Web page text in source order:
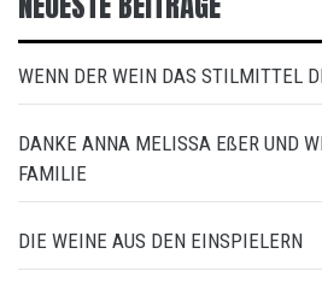
WENN DER WEIN DAS STILMITTEL
DANKE ANNA MELISSA EßER UND
FAMILIE
DIE WEINE AUS DEN EINSPIELERN